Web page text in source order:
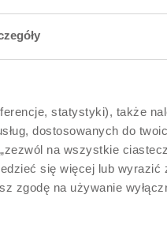
statystyki), także
dostosowanych do
na wszystkie
się więcej lub wyrazić
zgodę na używanie
6m+
się
dziecka.
5 różnych
wolny
szybki
(4m+)
Butelki
jak i